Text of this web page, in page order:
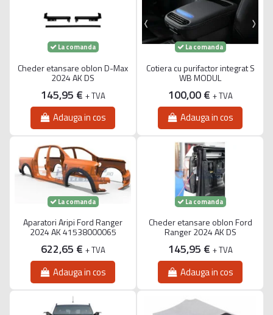
La comanda
Cheder etansare oblon D-Max
2024 AK DS
145,95 € + TVA
Adauga in cos
La comanda
Cotiera cu purifactor integrat S
WB MODUL
100,00 € + TVA
Adauga in cos
La comanda
Aparatori Aripi Ford Ranger
2024 AK 41538000065
622,65 € + TVA
Adauga in cos
La comanda
Cheder etansare oblon Ford
Ranger 2024 AK DS
145,95 € + TVA
Adauga in cos